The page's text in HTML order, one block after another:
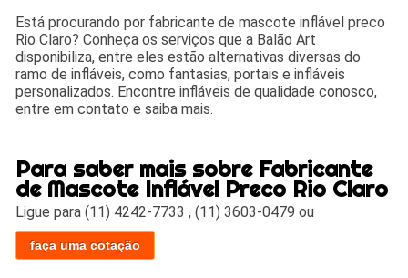
Está procurando por fabricante de mascote inflável preco
Rio Claro? Conheça os serviços que a Balão Art
disponibiliza, entre eles estão alternativas diversas do
ramo de infláveis, como fantasias, portais e infláveis
personalizados. Encontre infláveis de qualidade conosco,
entre em contato e saiba mais.
Para saber mais sobre Fabricante
de Mascote Inflável Preco Rio Claro
Ligue para(11) 4242-7733 ,(11) 3603-0479 ou
faça uma cotação